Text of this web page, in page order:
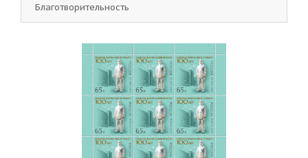
Благотворительность